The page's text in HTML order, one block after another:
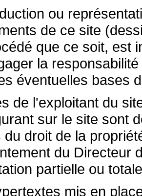
ou
de ce site
que ce soit, est
la
éventuelles bases
de l'exploitant du
sur le site sont
du droit de la
du Directeur
partielle ou
mis en